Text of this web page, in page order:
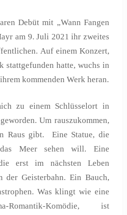
Debüt mit „Wann Fangen
am 9. Juli 2021 ihr zweites
Auf einem Konzert,
stattgefunden hatte, wuchs in
kommenden Werk heran.
zu einem Schlüsselort in
Um rauszukommen,
Raus gibt. Eine Statue, die
Meer sehen will. Eine
erst im nächsten Leben
Geisterbahn. Ein Bauch,
Was klingt wie eine
Romantik-Komödie, ist